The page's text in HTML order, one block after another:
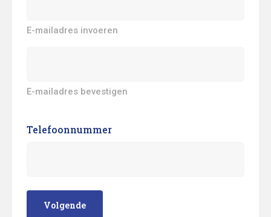
E-mailadres invoeren
E-mailadres bevestigen
Telefoonnummer
Volgende